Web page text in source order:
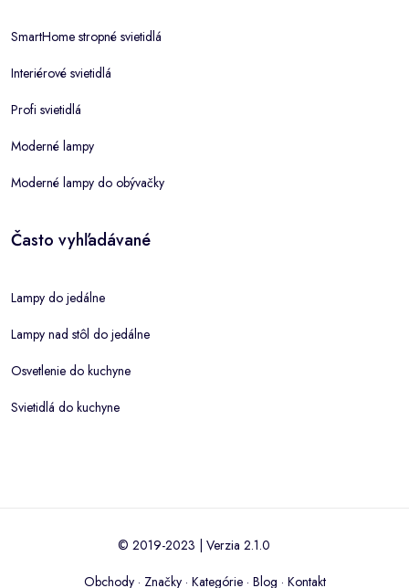
SmartHome stropné svietidlá
Interiérové svietidlá
Profi svietidlá
Moderné lampy
Moderné lampy do obývačky
Často vyhľadávané
Lampy do jedálne
Lampy nad stôl do jedálne
Osvetlenie do kuchyne
Svietidlá do kuchyne
© 2019-2023 | Verzia 2.1.0
Obchody· Značky· Kategórie· Blog · Kontakt